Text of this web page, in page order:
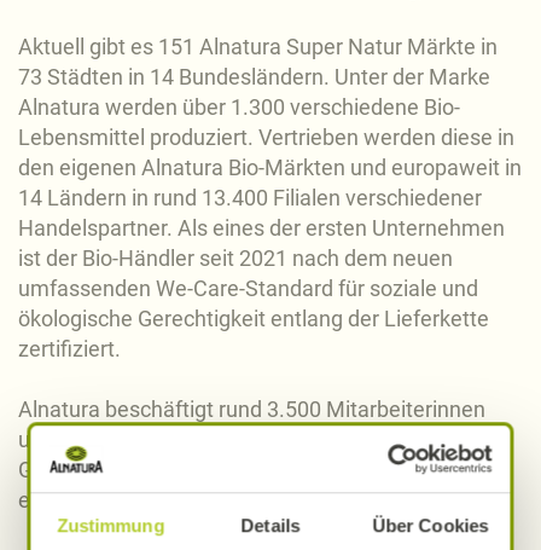
Zustimmung Details Über Cookies
Aktuell gibt es 151 Alnatura Super Natur Märkte in
73 Städten in 14 Bundesländern. Unter der Marke
Alnatura werden über 1.300 verschiedene Bio-
Lebensmittel produziert. Vertrieben werden diese in
den eigenen Alnatura Bio-Märkten und europaweit in
14 Ländern in rund 13.400 Filialen verschiedener
Handelspartner. Als eines der ersten Unternehmen
ist der Bio-Händler seit 2021 nach dem neuen
umfassenden We-Care-Standard für soziale und
ökologische Gerechtigkeit entlang der Lieferkette
zertifiziert.
Alnatura beschäftigt rund 3.500 Mitarbeiterinnen
und Mitarbeiter, darunter 240 Lernende. Im
Geschäftsjahr 2021/2022 erwirtschaftete Alnatura
einen Netto-Umsatz von 1,12 Milliarden Euro.